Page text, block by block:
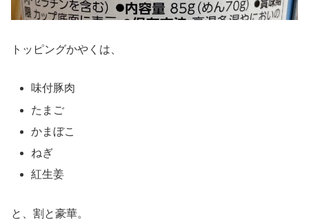
トッピングかやくは、
味付豚肉
たまご
かまぼこ
ねぎ
紅生姜
と、割と豪華。